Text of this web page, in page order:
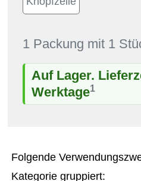
1 Packung mit 1
Auf Lager.
Werktage1
Folgende
Kategorie gruppiert: